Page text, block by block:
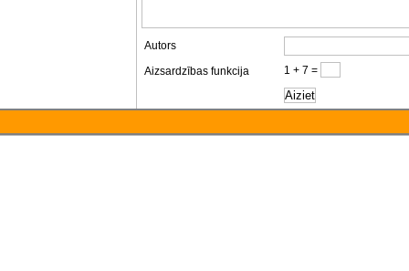
Autors
Aizsardzības funkcija
1 + 7 =